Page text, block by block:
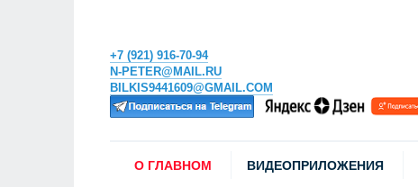
+7 (921) 916-70-94
N-PETER@MAIL.RU
BILKIS9441609@GMAIL.COM
О ГЛАВНОМ ВИДЕОПРИЛОЖЕНИЯ